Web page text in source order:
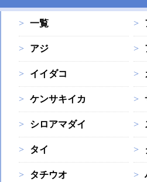
一覧
アジ
イイダコ
ケンサキイカ
シロアマダイ
タイ
タチウオ